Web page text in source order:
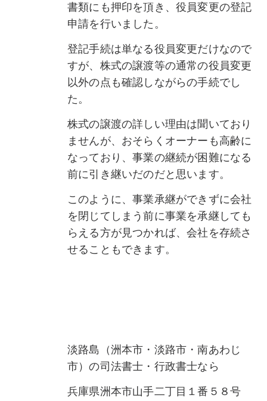
書類にも押印を頂き、役員変更の登記
申請を行いました。
登記手続は単なる役員変更だけなので
すが、株式の譲渡等の通常の役員変更
以外の点も確認しながらの手続でし
た。
株式の譲渡の詳しい理由は聞いており
ませんが、おそらくオーナーも高齢に
なっており、事業の継続が困難になる
前に引き継いだのだと思います。
このように、事業承継ができずに会社
を閉じてしまう前に事業を承継しても
らえる方が見つかれば、会社を存続さ
せることもできます。
淡路島（洲本市・淡路市・南あわじ
市）の司法書士・行政書士なら
兵庫県洲本市山手二丁目１番５８号